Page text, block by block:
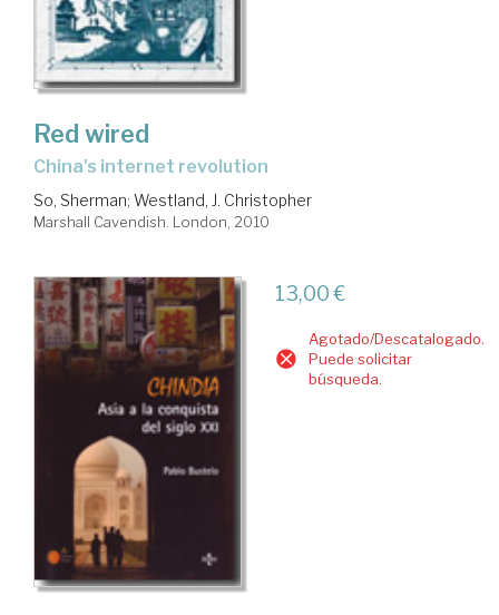
Red wired
China's internet revolution
So, Sherman; Westland, J. Christopher
Marshall Cavendish. London, 2010
13,00 €
Agotado/Descatalogado.
Puede solicitar
búsqueda.